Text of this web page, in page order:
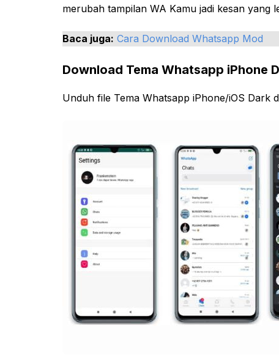
merubah tampilan WA Kamu jadi kesan yang
Baca juga: Cara Download Whatsapp Mod
Download Tema Whatsapp iPhone
Unduh file Tema Whatsapp iPhone/iOS Dark